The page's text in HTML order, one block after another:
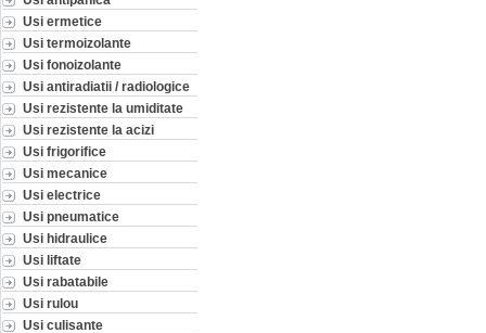
Usi ermetice
Usi termoizolante
Usi fonoizolante
Usi antiradiatii / radiologice
Usi rezistente la umiditate
Usi rezistente la acizi
Usi frigorifice
Usi mecanice
Usi electrice
Usi pneumatice
Usi hidraulice
Usi liftate
Usi rabatabile
Usi rulou
Usi culisante